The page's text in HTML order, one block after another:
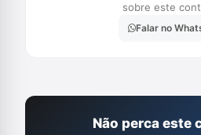
sobre este
Falar no
Não perca este